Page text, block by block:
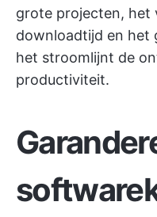
grote projecten, het
downloadtijd en het
het stroomlijnt de
productiviteit.